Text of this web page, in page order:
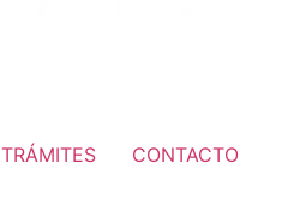
TRÁMITES CONTACTO